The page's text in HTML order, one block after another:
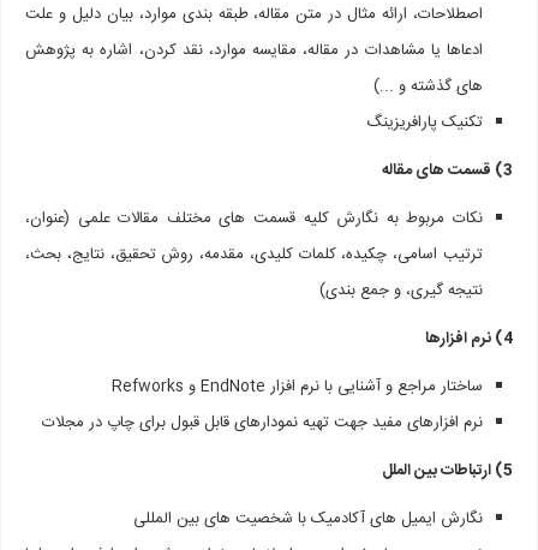
اصطلاحات، ارائه مثال در متن مقاله، طبقه بندی موارد، بیان دلیل و علت
ادعاها یا مشاهدات در مقاله، مقایسه موارد، نقد کردن، اشاره به پژوهش
های گذشته و ...)
تکنیک پارافریزینگ
نکات مربوط به نگارش کلیه قسمت های مختلف مقالات علمی (عنوان،
ترتیب اسامی، چکیده، کلمات کلیدی، مقدمه، روش تحقیق، نتایج، بحث،
نتیجه گیری، و جمع بندی)
ساختار مراجع و آشنایی با نرم افزار EndNote و Refworks
نرم افزارهای مفید جهت تهیه نمودارهای قابل قبول برای چاپ در مجلات
نگارش ایمیل های آکادمیک با شخصیت های بین المللی